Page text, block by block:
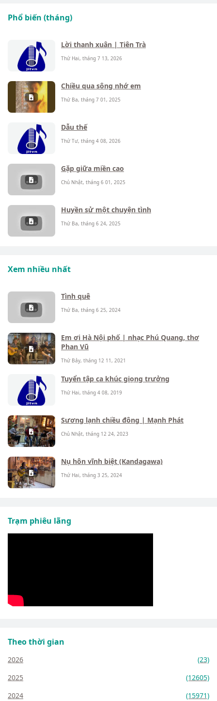
Phổ biến (tháng)
Lời thanh xuân | Tiên Trà
Thứ Hai, tháng 7 13, 2026
Chiều qua sông nhớ em
Thứ Ba, tháng 7 01, 2025
Dẫu thế
Thứ Tư, tháng 4 08, 2026
Gặp giữa miền cao
Chủ Nhật, tháng 6 01, 2025
Huyền sử một chuyện tình
Thứ Ba, tháng 6 24, 2025
Xem nhiều nhất
Tình quê
Thứ Ba, tháng 6 25, 2024
Em ơi Hà Nội phố | nhạc Phú Quang, thơ
Phan Vũ
Thứ Bảy, tháng 12 11, 2021
Tuyển tập ca khúc giọng trưởng
Thứ Hai, tháng 4 08, 2019
Sương lạnh chiều đông | Mạnh Phát
Chủ Nhật, tháng 12 24, 2023
Nụ hôn vĩnh biệt (Kandagawa)
Thứ Hai, tháng 3 25, 2024
Trạm phiêu lãng
Theo thời gian
2026
(23)
2025
(12605)
2024
(15971)